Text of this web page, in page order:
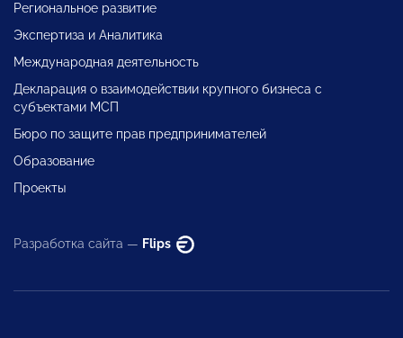
Региональное развитие
Экспертиза и Аналитика
Международная деятельность
Декларация о взаимодействии крупного бизнеса с
субъектами МСП
Бюро по защите прав предпринимателей
Образование
Проекты
Разработка сайта — Flips